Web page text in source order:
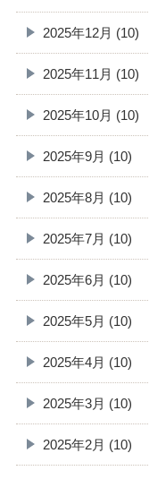
2025年12月 (10)
2025年11月 (10)
2025年10月 (10)
2025年9月 (10)
2025年8月 (10)
2025年7月 (10)
2025年6月 (10)
2025年5月 (10)
2025年4月 (10)
2025年3月 (10)
2025年2月 (10)